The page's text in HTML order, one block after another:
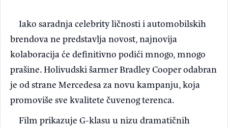
Iako saradnja celebrity ličnosti i automobilskih
brendova ne predstavlja novost, najnovija
kolaboracija će definitivno podići mnogo, mnogo
prašine. Holivudski šarmer Bradley Cooper odabran
je od strane Mercedesa za novu kampanju, koja
promoviše sve kvalitete čuvenog terenca.
Film prikazuje G-klasu u nizu dramatičnih